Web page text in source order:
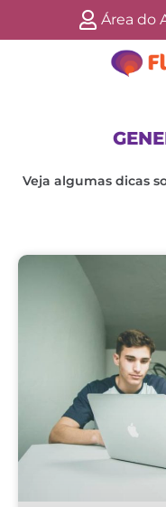
Área do
Veja algumas dicas